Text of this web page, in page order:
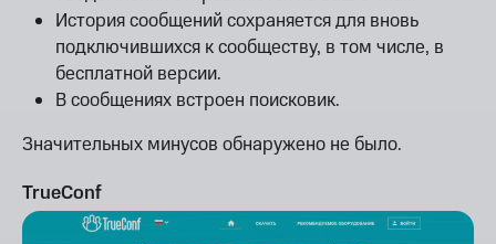
История сообщений сохраняется для вновь
подключившихся к сообществу, в том числе, в
бесплатной версии.
В сообщениях встроен поисковик.
Значительных минусов обнаружено не было.
TrueConf